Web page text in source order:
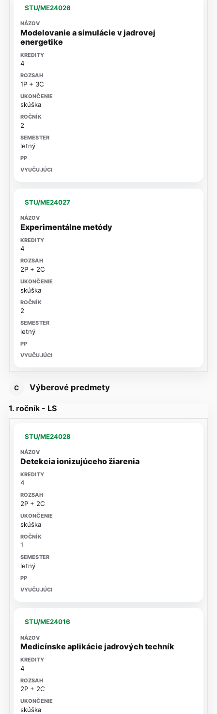
STU/ME24026
Modelovanie a simulácie v jadrovej
energetike
4
1P + 3C
skúška
2
letný
STU/ME24027
Experimentálne metódy
4
2P + 2C
skúška
2
letný
C Výberové predmety
1. ročník - LS
STU/ME24028
Detekcia ionizujúceho žiarenia
4
2P + 2C
skúška
1
letný
STU/ME24016
Medicínske aplikácie jadrových techník
4
2P + 2C
skúška